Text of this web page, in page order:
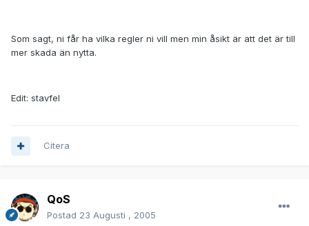
Som sagt, ni får ha vilka regler ni vill men min åsikt är att det är till
mer skada än nytta.
Edit: stavfel
Citera
QoS
Postad 23 Augusti , 2005